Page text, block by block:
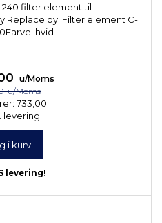
240 filter element til
Replace by: Filter element C-
hvid
u/Moms
u/Moms
733,00
levering
i kurv
levering!